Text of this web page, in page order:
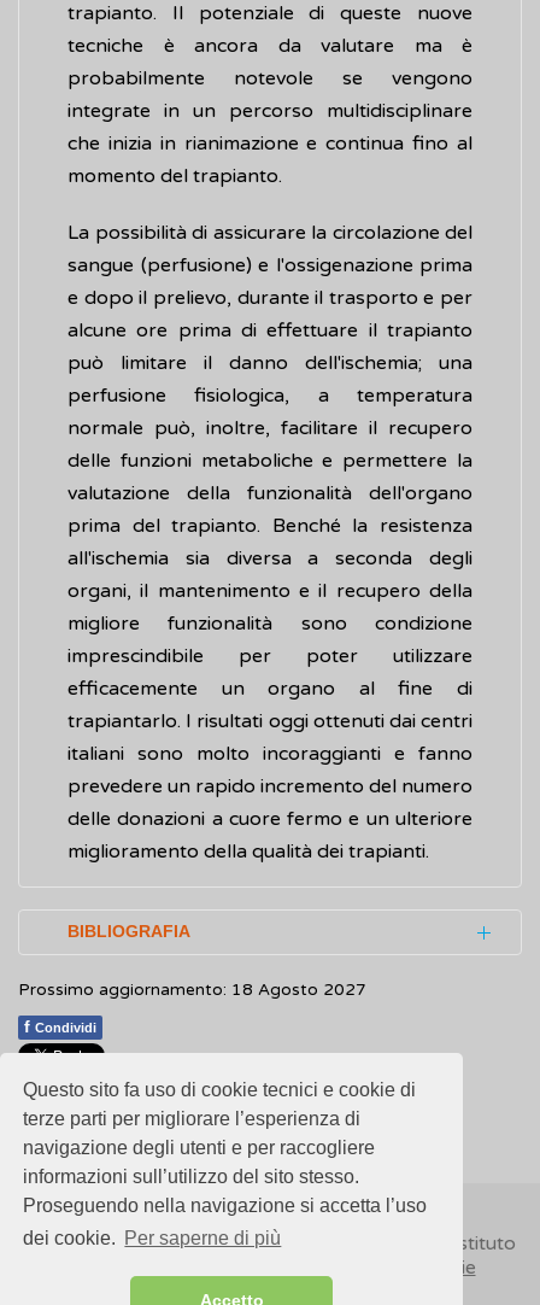
Questo sito fa uso di cookie tecnici e cookie di
terze parti per migliorare l’esperienza di
navigazione degli utenti e per raccogliere
informazioni sull’utilizzo del sito stesso.
Proseguendo nella navigazione si accetta l’uso
dei cookie. Per saperne di più
Accetto
trapianto. Il potenziale di queste nuove
tecniche è ancora da valutare ma è
probabilmente notevole se vengono
integrate in un percorso multidisciplinare
che inizia in rianimazione e continua fino al
momento del trapianto.
La possibilità di assicurare la circolazione del
sangue (perfusione) e l'ossigenazione prima
e dopo il prelievo, durante il trasporto e per
alcune ore prima di effettuare il trapianto
può limitare il danno dell'ischemia; una
perfusione fisiologica, a temperatura
normale può, inoltre, facilitare il recupero
delle funzioni metaboliche e permettere la
valutazione della funzionalità dell'organo
prima del trapianto. Benché la resistenza
all'ischemia sia diversa a seconda degli
organi, il mantenimento e il recupero della
migliore funzionalità sono condizione
imprescindibile per poter utilizzare
efficacemente un organo al fine di
trapiantarlo. I risultati oggi ottenuti dai centri
italiani sono molto incoraggianti e fanno
prevedere un rapido incremento del numero
delle donazioni a cuore fermo e un ulteriore
miglioramento della qualità dei trapianti.
BIBLIOGRAFIA
Bernat JL, Capron AM, Bleck TP et al.
circulatory-respiratory determination of
death in organ donation.Critical Care
Medicine.2010; 38(3): 963-70
Centro Nazionale Trapianti (CNT).
Donazione di organi a cuore fermo (DCD) in
Italia. Raccomandazioni operative
Centro Nazionale Trapianti (CNT).
Criteri
Prossimo aggiornamento: 18 Agosto 2027
f Condividi
1 1 1 1 1 Rating 2.75 (4 Votes)
© 2018ISSalute - Sito sviluppato e gestito dall’Istituto
Cookie